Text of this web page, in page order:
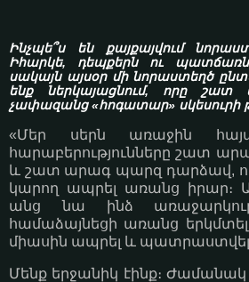
Ինչպե՞ս են քայքայվում
Իհարկե, դեպքերն ու
սակայն այսօր մի նորաստեղծ
ենք ներկայացնում, որը շատ
չափազանց «հոգատար» սկեսուրի
«Մեր սերն առաջին
հարաբերությունները շատ
և շատ արագ պարզ դարձավ,
կարող ապրել առանց իրար։
անց նա ինձ
համաձայնեցի առանց
միասին ապրել և պատրաստվել
Մենք երջանիկ էինք։